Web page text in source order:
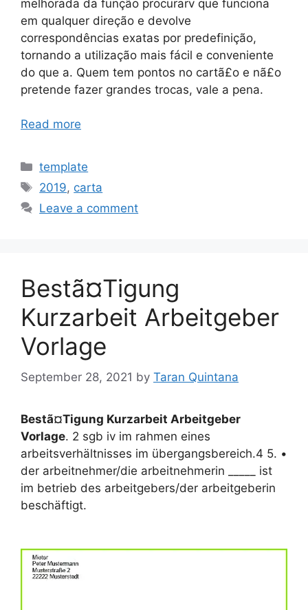
melhorada da função procurarv que funciona
em qualquer direção e devolve
correspondências exatas por predefinição,
tornando a utilização mais fácil e conveniente
do que a. Quem tem pontos no cartã£o e nã£o
pretende fazer grandes trocas, vale a pena.
Read more
Categories
template
Tags
2019, carta
Leave a comment
Bestã¤Tigung
Kurzarbeit Arbeitgeber
Vorlage
September 28, 2021 by Taran Quintana
Bestã¤Tigung Kurzarbeit Arbeitgeber
Vorlage. 2 sgb iv im rahmen eines
arbeitsverhältnisses im übergangsbereich.4 5. •
der arbeitnehmer/die arbeitnehmerin _____ ist
im betrieb des arbeitgebers/der arbeitgeberin
beschäftigt.